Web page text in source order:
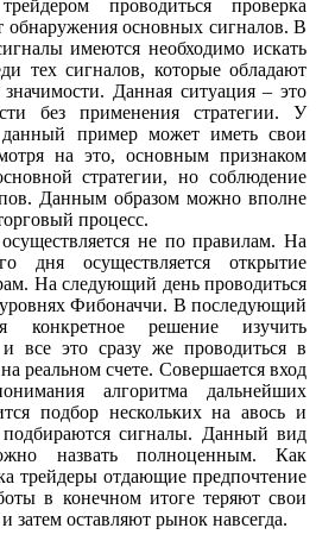
проводиться проверка
обнаружения основных сигналов. В
имеются необходимо искать
тех сигналов, которые обладают
Данная ситуация – это
без применения стратегии. У
данный пример может иметь свои
на это, основным признаком
стратегии, но соблюдение
Данным образом можно вполне
процесс.
не по правилам. На
дня осуществляется открытие
На следующий день проводиться
Фибоначчи. В последующий
конкретное решение изучить
все это сразу же проводиться в
реальном счете. Совершается вход
алгоритма дальнейших
подбор нескольких на авось и
сигналы. Данный вид
назвать полноценным. Как
трейдеры отдающие предпочтение
в конечном итоге теряют свои
затем оставляют рынок навсегда.